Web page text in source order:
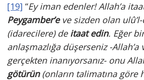
[19] “Ey iman edenler! Allah’a
Peygamber’eve sizden olan
(idarecilere) de itaat edin. Eğer
anlaşmazlığa düşerseniz -Allah’a
gerçekten inanıyorsanız- onu
götürün(onların talimatına göre